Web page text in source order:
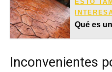
ESTO
Qué es
Inconvenientes